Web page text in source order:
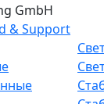
GmbH
& Support